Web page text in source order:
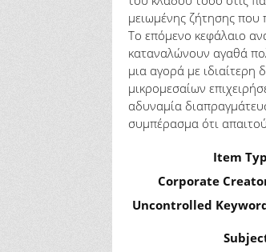
μειωμένης ζήτησης που
Το επόμενο κεφάλαιο
καταναλώνουν αγαθά
μια αγορά με ιδιαίτερη
μικρομεσαίων
αδυναμία
συμπέρασμα ότι
Item
Corporate
Uncontrolled